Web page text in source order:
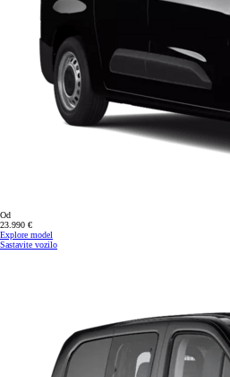
Od
23.990 €
Explore model
Sastavite vozilo